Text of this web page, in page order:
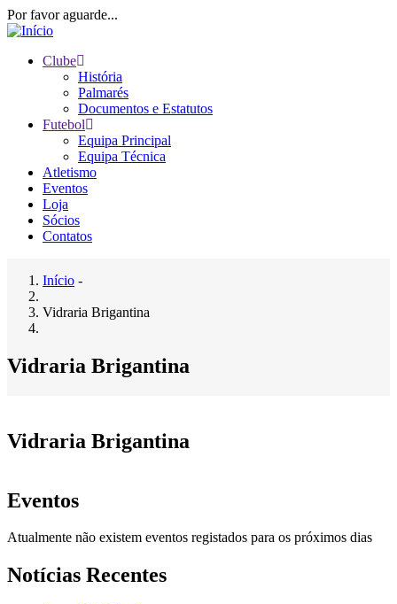
Passar
para
conteúdo
Por favor aguarde...
navigation
Clube
História
Palmarés
Documentos e Estatutos
Futebol
Equipa Principal
Equipa Técnica
Atletismo
Eventos
Loja
Sócios
Contatos
Navegação
estrutural
Início -
Vidraria Brigantina
Vidraria Brigantina
Vidraria Brigantina
Eventos
Atualmente não existem eventos registados para os próximos dias
Notícias Recentes